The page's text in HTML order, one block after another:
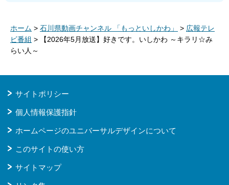
ホーム > 石川県動画チャンネル 「もっといしかわ」 > 広報テレ
ビ番組 > 【2026年5月放送】好きです。いしかわ ～キラリ☆み
らい人～
サイトポリシー
個人情報保護指針
ホームページのユニバーサルデザインについて
このサイトの使い方
サイトマップ